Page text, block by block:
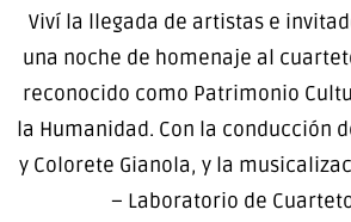
Viví la llegada de artistas e
una noche de homenaje al
reconocido como Patrimonio
la Humanidad. Con la conducción
y Colorete Gianola, y la
– Laboratorio de